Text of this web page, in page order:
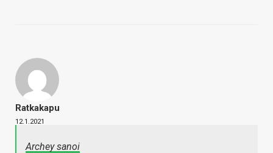
Ratkakapu
12.1.2021
Archey sanoi